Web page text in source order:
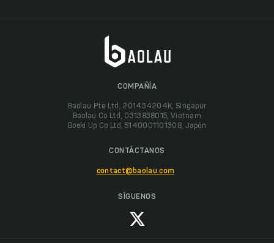
COMPAÑÍA
Baolau Pte Ltd, 201434204K, Singapur
Baolau Co Ltd, 0313838015, Vietnam
Boeki Up Co Ltd, 5140001101308, Japón
CONTÁCTANOS
contact@baolau.com
SÍGUENOS